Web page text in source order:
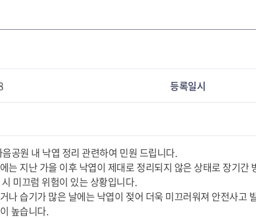
등록일시
공원 내 낙엽 정리 관련하여 민원 드립니다.
는 지난 가을 이후 낙엽이 제대로 정리되지 않은 상태로 장기간
미끄럼 위험이 있는 상황입니다.
나 습기가 많은 날에는 낙엽이 젖어 더욱 미끄러워져 안전사고
높습니다.